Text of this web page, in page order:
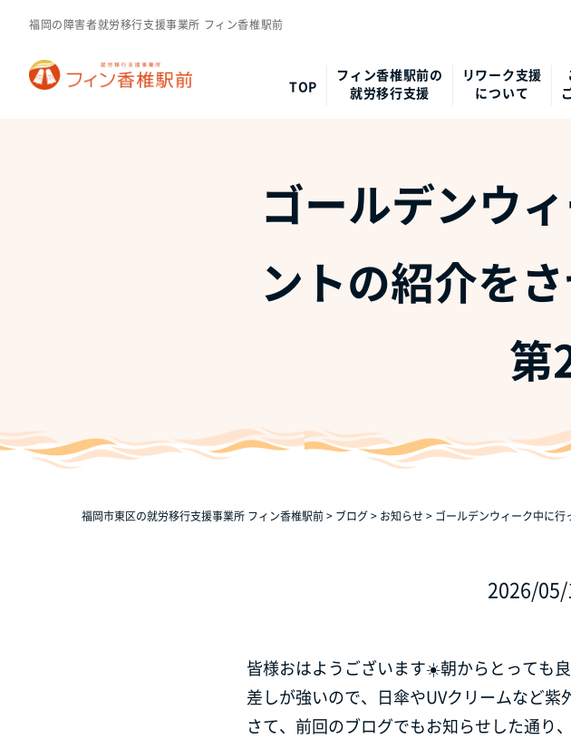
福岡の障害者就労移行支援事業所 フィン香椎駅前
TOP
フィン香椎駅前の
就労移行支援
リワーク支援
について
ゴールデンウ
ントの紹介を
第
福岡市東区の就労移行支援事業所 フィン香椎駅前> ブログ> お知らせ > ゴールデンウィーク中に
2026/
皆様おはようございます☀️朝からとっても
差しが強いので、日傘やUVクリームなど紫
さて、前回のブログでもお知らせした通り